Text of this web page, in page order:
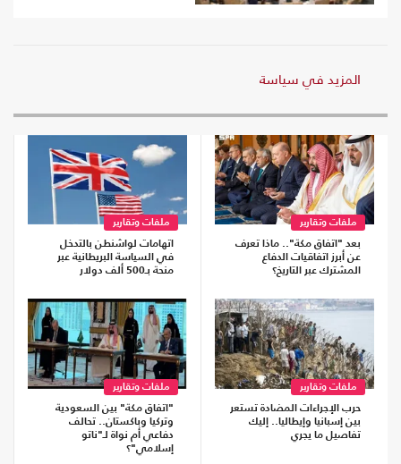
المزيد في سياسة
ملفات وتقارير
بعد "اتفاق مكة".. ماذا تعرف
عن أبرز اتفاقيات الدفاع
المشترك عبر التاريخ؟
ملفات وتقارير
اتهامات لواشنطن بالتدخل
في السياسة البريطانية عبر
منحة بـ500 ألف دولار
ملفات وتقارير
حرب الإجراءات المضادة تستعر
بين إسبانيا وإيطاليا.. إليك
تفاصيل ما يجري
ملفات وتقارير
"اتفاق مكة" بين السعودية
وتركيا وباكستان.. تحالف
دفاعي أم نواة لـ"ناتو
إسلامي"؟